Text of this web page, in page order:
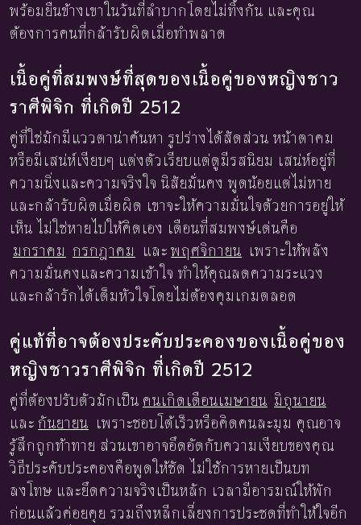
พร้อมยืนข้างเขาในวันที่ลำบากโดยไม่ทิ้งกัน และคุณ
ต้องการคนที่กล้ารับผิดเมื่อทำพลาด
เนื้อคู่ที่สมพงษ์ที่สุดของเนื้อคู่ของหญิงชาว
ราศีพิจิก ที่เกิดปี 2512
คู่ที่ใช่มักมีแววตาน่าค้นหา รูปร่างได้สัดส่วน หน้าตาคม
หรือมีเสน่ห์เงียบๆ แต่งตัวเรียบแต่ดูมีรสนิยม เสน่ห์อยู่ที่
ความนิ่งและความจริงใจ นิสัยมั่นคง พูดน้อยแต่ไม่หาย
และกล้ารับผิดเมื่อผิด เขาจะให้ความมั่นใจด้วยการอยู่ให้
เห็น ไม่ใช่หายไปให้คิดเอง เดือนที่สมพงษ์เด่นคือ
มกราคม กรกฎาคม และ พฤศจิกายน เพราะให้พลัง
ความมั่นคงและความเข้าใจ ทำให้คุณลดความระแวง
และกล้ารักได้เต็มหัวใจโดยไม่ต้องคุมเกมตลอด
คู่แท้ที่อาจต้องประคับประคองของเนื้อคู่ของ
หญิงชาวราศีพิจิก ที่เกิดปี 2512
คู่ที่ต้องปรับตัวมักเป็น คนเกิดเดือนเมษายน มิถุนายน
และ กันยายน เพราะชอบโต้เร็วหรือคิดคนละมุม คุณอาจ
รู้สึกถูกท้าทาย ส่วนเขาอาจอึดอัดกับความเงียบของคุณ
วิธีประคับประคองคือพูดให้ชัด ไม่ใช้การหายเป็นบท
ลงโทษ และยึดความจริงเป็นหลัก เวลามีอารมณ์ให้พัก
ก่อนแล้วค่อยคุย รวมถึงหลีกเลี่ยงการประชดที่ทำให้ใจอีก